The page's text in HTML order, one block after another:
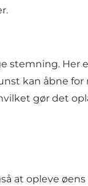
stemning.
kan åbne
gør det
at opleve